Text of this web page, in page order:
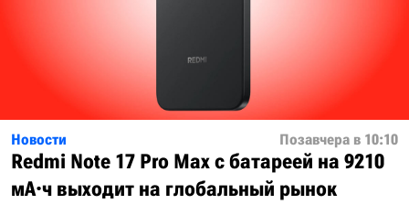
Новости Позавчера в 10:10
Redmi Note 17 Pro Max с батареей на 9210
мА·ч выходит на глобальный рынок